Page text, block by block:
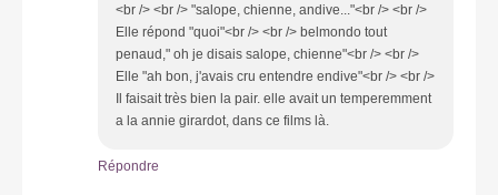
<br /> <br /> "salope, chienne, andive..."<br /> <br />
Elle répond "quoi"<br /> <br /> belmondo tout
penaud," oh je disais salope, chienne"<br /> <br />
Elle "ah bon, j'avais cru entendre endive"<br /> <br />
Il faisait très bien la pair. elle avait un temperemment
a la annie girardot, dans ce films là.
Répondre